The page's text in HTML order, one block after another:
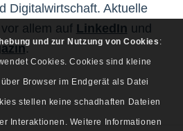
Digitalwirtschaft. Aktuelle
allem auf LinkedIn und
. und zur Nutzung von Cookies :
Cookies. Cookies sind kleine
Browser im Endgerät als Datei
stellen keine schadhaften Dateien
Interaktionen. Weitere Informationen